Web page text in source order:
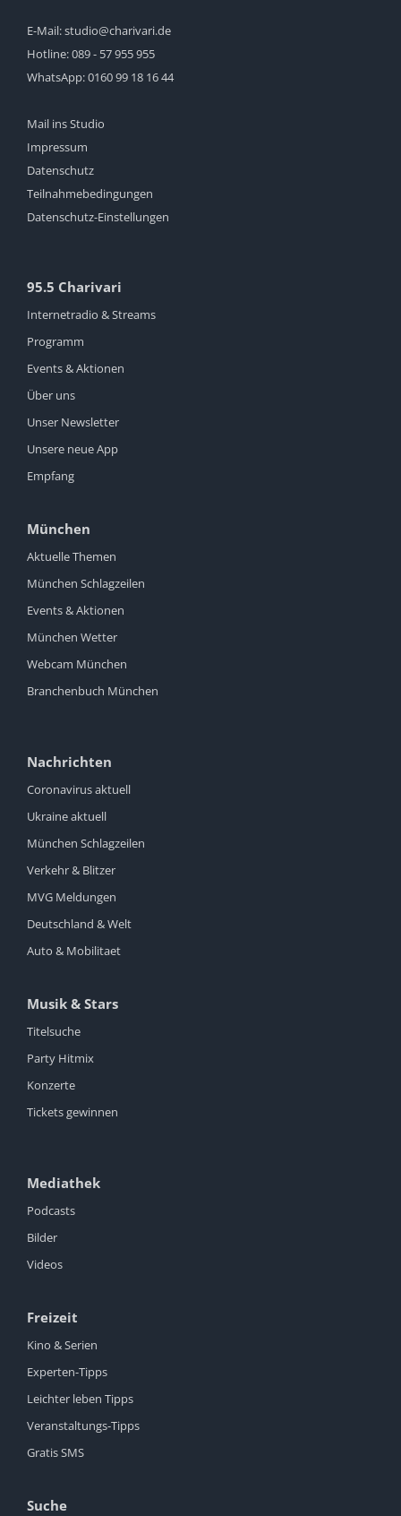
E-Mail:studio@charivari.de
Hotline:089 - 57 955 955
WhatsApp:0160 99 18 16 44
Mail ins Studio
Impressum
Datenschutz
Teilnahmebedingungen
Datenschutz-Einstellungen
95.5 Charivari
Internetradio & Streams
Programm
Events & Aktionen
Über uns
Unser Newsletter
Unsere neue App
Empfang
München
Aktuelle Themen
München Schlagzeilen
Events & Aktionen
München Wetter
Webcam München
Branchenbuch München
Nachrichten
Coronavirus aktuell
Ukraine aktuell
München Schlagzeilen
Verkehr & Blitzer
MVG Meldungen
Deutschland & Welt
Auto & Mobilitaet
Musik & Stars
Titelsuche
Party Hitmix
Konzerte
Tickets gewinnen
Mediathek
Podcasts
Bilder
Videos
Freizeit
Kino & Serien
Experten-Tipps
Leichter leben Tipps
Veranstaltungs-Tipps
Gratis SMS
Suche